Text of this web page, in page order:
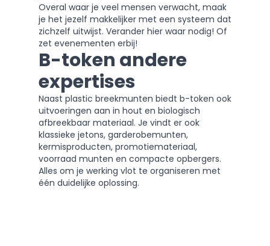
Overal waar je veel mensen verwacht, maak
je het jezelf makkelijker met een systeem dat
zichzelf uitwijst. Verander hier waar nodig! Of
zet evenementen erbij!
B-token andere
expertises
Naast plastic breekmunten biedt b-token ook
uitvoeringen aan in hout en biologisch
afbreekbaar materiaal. Je vindt er ook
klassieke jetons, garderobemunten,
kermisproducten, promotiemateriaal,
voorraad munten en compacte opbergers.
Alles om je werking vlot te organiseren met
één duidelijke oplossing.